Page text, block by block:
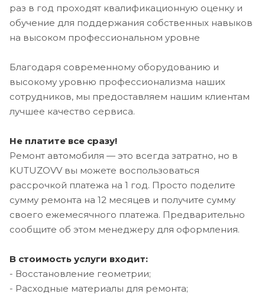
раз в год проходят квалификационную оценку и
обучение для поддержания собственных навыков
на высоком профессиональном уровне
Благодаря современному оборудованию и
высокому уровню профессионализма наших
сотрудников, мы предоставляем нашим клиентам
лучшее качество сервиса.
Не платите все сразу!
Ремонт автомобиля — это всегда затратно, но в
KUTUZOVV вы можете воспользоваться
рассрочкой платежа на 1 год. Просто поделите
сумму ремонта на 12 месяцев и получите сумму
своего ежемесячного платежа. Предварительно
сообщите об этом менеджеру для оформления.
В стоимость услуги входит:
- Восстановление геометрии;
- Расходные материалы для ремонта;